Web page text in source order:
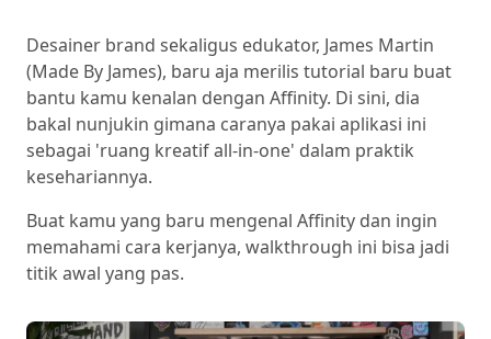
Desainer brand sekaligus edukator, James Martin
(Made By James), baru aja merilis tutorial baru buat
bantu kamu kenalan dengan Affinity. Di sini, dia
bakal nunjukin gimana caranya pakai aplikasi ini
sebagai 'ruang kreatif all-in-one' dalam praktik
kesehariannya.
Buat kamu yang baru mengenal Affinity dan ingin
memahami cara kerjanya, walkthrough ini bisa jadi
titik awal yang pas.